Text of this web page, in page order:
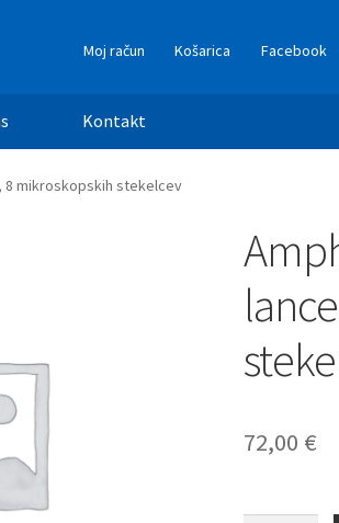
Moj račun Košarica Facebook
Kontakt
8 mikroskopskih stekelcev
72,00 €